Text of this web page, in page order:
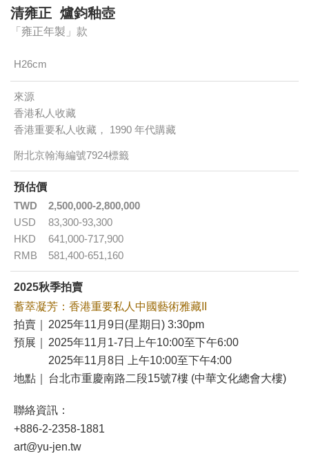
清雍正 爐鈞釉壺
「雍正年製」款
H26cm
來源
香港私人收藏
香港重要私人收藏， 1990 年代購藏
附北京翰海編號7924標籤
預估價
TWD
2,500,000-2,800,000
USD
83,300-93,300
HKD
641,000-717,900
RMB
581,400-651,160
2025秋季拍賣
蓄萃凝芳：香港重要私人中國藝術雅藏II
拍賣｜
2025年11月9日(星期日) 3:30pm
預展｜
2025年11月1-7日上午10:00至下午6:00
2025年11月8日 上午10:00至下午4:00
地點｜
台北市重慶南路二段15號7樓 (中華文化總會大樓)
聯絡資訊：
+886-2-2358-1881
art@yu-jen.tw